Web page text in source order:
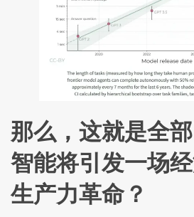
那么，这就是全
智能将引发一场
生产力革命？